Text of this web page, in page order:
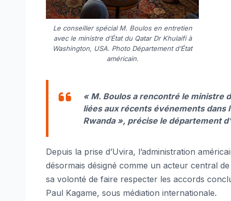
Le conseiller spécial M. Boulos en entretien
avec le ministre d’État du Qatar Dr Khulaifi à
Washington, USA. Photo Département d’État
américain.
« M. Boulos a rencontré le ministre
liées aux récents événements dans
Rwanda », précise le département
Depuis la prise d’Uvira, l’administration
désormais désigné comme un acteur central
sa volonté de faire respecter les accords
Paul Kagame, sous médiation internationale.